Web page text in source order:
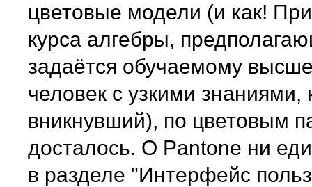
цветовые модели (и как!
курса алгебры,
задаётся обучаемому
человек с узкими
вникнувший), по цветовым
досталось. О Pantone ни
в разделе "Интерфейс